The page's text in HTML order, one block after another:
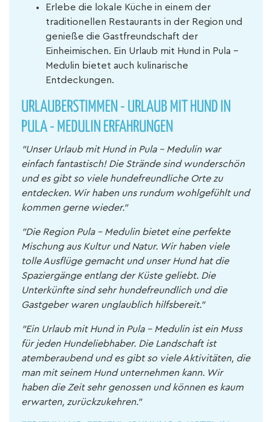
Erlebe die lokale Küche in einem der
traditionellen Restaurants in der Region und
genieße die Gastfreundschaft der
Einheimischen. Ein Urlaub mit Hund in Pula -
Medulin bietet auch kulinarische
Entdeckungen.
URLAUBERSTIMMEN - URLAUB MIT HUND IN
PULA - MEDULIN ERFAHRUNGEN
"Unser Urlaub mit Hund in Pula - Medulin war
einfach fantastisch! Die Strände sind wunderschön
und es gibt so viele hundefreundliche Orte zu
entdecken. Wir haben uns rundum wohlgefühlt und
kommen gerne wieder."
"Die Region Pula - Medulin bietet eine perfekte
Mischung aus Kultur und Natur. Wir haben viele
tolle Ausflüge gemacht und unser Hund hat die
Spaziergänge entlang der Küste geliebt. Die
Unterkünfte sind sehr hundefreundlich und die
Gastgeber waren unglaublich hilfsbereit."
"Ein Urlaub mit Hund in Pula - Medulin ist ein Muss
für jeden Hundeliebhaber. Die Landschaft ist
atemberaubend und es gibt so viele Aktivitäten, die
man mit seinem Hund unternehmen kann. Wir
haben die Zeit sehr genossen und können es kaum
erwarten, zurückzukehren."